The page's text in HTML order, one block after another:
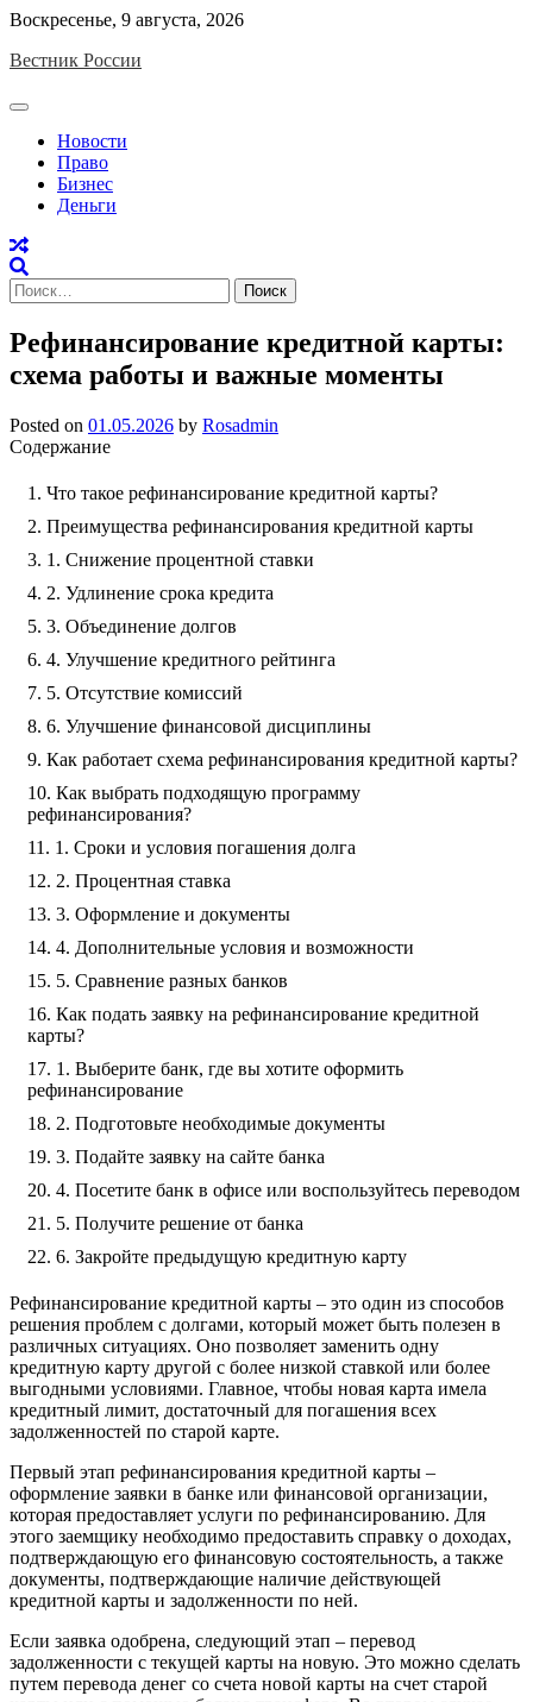
Skip
content
Воскресенье, 9 августа, 2026
Вестник России
Новости
Право
Бизнес
Деньги
Найти:
Рефинансирование кредитной карты:
схема работы и важные моменты
Posted on 01.05.2026 by Rosadmin
Содержание
Что такое рефинансирование кредитной карты?
Преимущества рефинансирования кредитной карты
1. Снижение процентной ставки
2. Удлинение срока кредита
3. Объединение долгов
4. Улучшение кредитного рейтинга
5. Отсутствие комиссий
6. Улучшение финансовой дисциплины
Как работает схема рефинансирования кредитной карты?
Как выбрать подходящую программу
рефинансирования?
1. Сроки и условия погашения долга
2. Процентная ставка
3. Оформление и документы
4. Дополнительные условия и возможности
5. Сравнение разных банков
Как подать заявку на рефинансирование кредитной
карты?
1. Выберите банк, где вы хотите оформить
рефинансирование
2. Подготовьте необходимые документы
3. Подайте заявку на сайте банка
4. Посетите банк в офисе или воспользуйтесь переводом
5. Получите решение от банка
6. Закройте предыдущую кредитную карту
Рефинансирование кредитной карты – это один из способов
решения проблем с долгами, который может быть полезен в
различных ситуациях. Оно позволяет заменить одну
кредитную карту другой с более низкой ставкой или более
выгодными условиями. Главное, чтобы новая карта имела
кредитный лимит, достаточный для погашения всех
задолженностей по старой карте.
Первый этап рефинансирования кредитной карты –
оформление заявки в банке или финансовой организации,
которая предоставляет услуги по рефинансированию. Для
этого заемщику необходимо предоставить справку о доходах,
подтверждающую его финансовую состоятельность, а также
документы, подтверждающие наличие действующей
кредитной карты и задолженности по ней.
Если заявка одобрена, следующий этап – перевод
задолженности с текущей карты на новую. Это можно сделать
путем перевода денег со счета новой карты на счет старой